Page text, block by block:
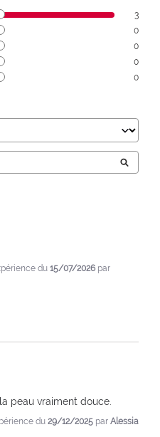
3
0
0
0
0
du 15/07/2026 par
peau vraiment douce.
du 29/12/2025 par Alessia